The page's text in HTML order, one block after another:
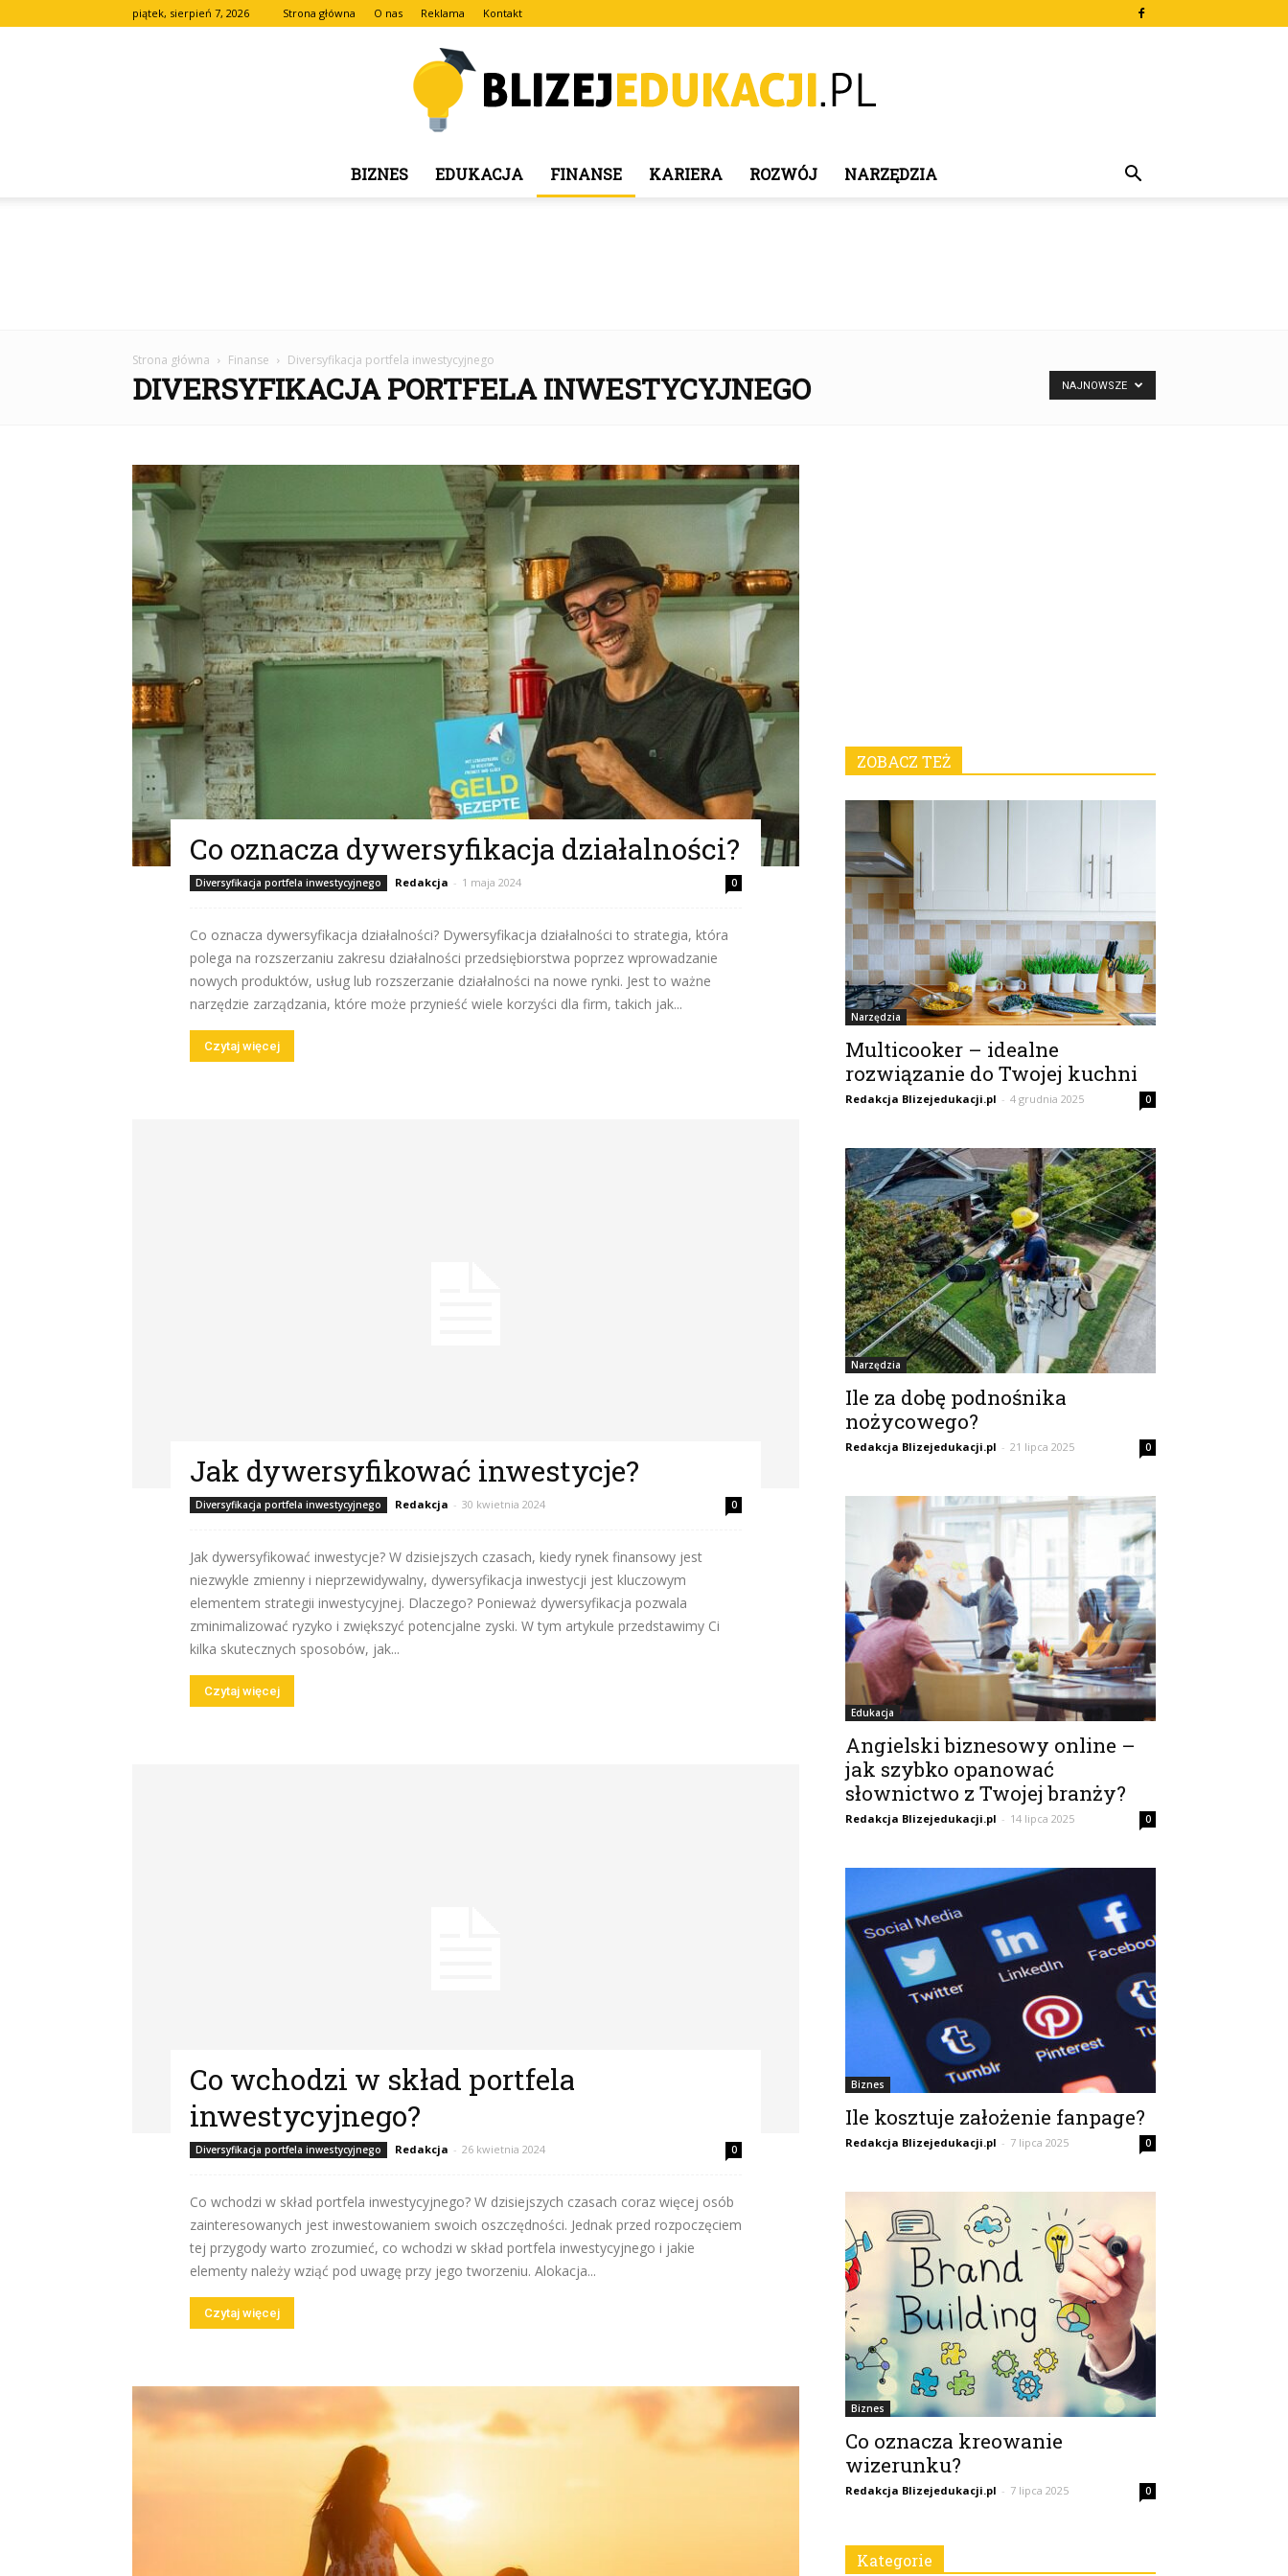
piątek, sierpień 7, 2026 Strona główna O nas Reklama Kontakt
BIZNES EDUKACJA FINANSE KARIERA ROZWÓJ NARZĘDZIA
Strona główna Finanse Diversyfikacja portfela inwestycyjnego
DIVERSYFIKACJA PORTFELA INWESTYCYJNEGO NAJNOWSZE
Co oznacza dywersyfikacja działalności?
Diversyfikacja portfela inwestycyjnego Redakcja - 1 maja 2024 0
Co oznacza dywersyfikacja działalności? Dywersyfikacja działalności to strategia, która
polega na rozszerzaniu zakresu działalności przedsiębiorstwa poprzez wprowadzanie
nowych produktów, usług lub rozszerzanie działalności na nowe rynki. Jest to ważne
narzędzie zarządzania, które może przynieść wiele korzyści dla firm, takich jak...
Czytaj więcej
Jak dywersyfikować inwestycje?
Diversyfikacja portfela inwestycyjnego Redakcja - 30 kwietnia 2024 0
Jak dywersyfikować inwestycje? W dzisiejszych czasach, kiedy rynek finansowy jest
niezwykle zmienny i nieprzewidywalny, dywersyfikacja inwestycji jest kluczowym
elementem strategii inwestycyjnej. Dlaczego? Ponieważ dywersyfikacja pozwala
zminimalizować ryzyko i zwiększyć potencjalne zyski. W tym artykule przedstawimy Ci
kilka skutecznych sposobów, jak...
Czytaj więcej
Co wchodzi w skład portfela
inwestycyjnego?
Diversyfikacja portfela inwestycyjnego Redakcja - 26 kwietnia 2024 0
Co wchodzi w skład portfela inwestycyjnego? W dzisiejszych czasach coraz więcej osób
zainteresowanych jest inwestowaniem swoich oszczędności. Jednak przed rozpoczęciem
tej przygody warto zrozumieć, co wchodzi w skład portfela inwestycyjnego i jakie
elementy należy wziąć pod uwagę przy jego tworzeniu. Alokacja...
Czytaj więcej
ZOBACZ TEŻ
Narzędzia
Multicooker – idealne
rozwiązanie do Twojej kuchni
Redakcja Blizejedukacji.pl - 4 grudnia 2025 0
Narzędzia
Ile za dobę podnośnika
nożycowego?
Redakcja Blizejedukacji.pl - 21 lipca 2025 0
Edukacja
Angielski biznesowy online –
jak szybko opanować
słownictwo z Twojej branży?
Redakcja Blizejedukacji.pl - 14 lipca 2025 0
Biznes
Ile kosztuje założenie fanpage?
Redakcja Blizejedukacji.pl - 7 lipca 2025 0
Biznes
Co oznacza kreowanie
wizerunku?
Redakcja Blizejedukacji.pl - 7 lipca 2025 0
Kategorie